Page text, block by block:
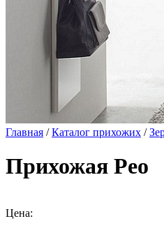
Главная /Каталог прихожих /
Прихожая Рео
Цена: